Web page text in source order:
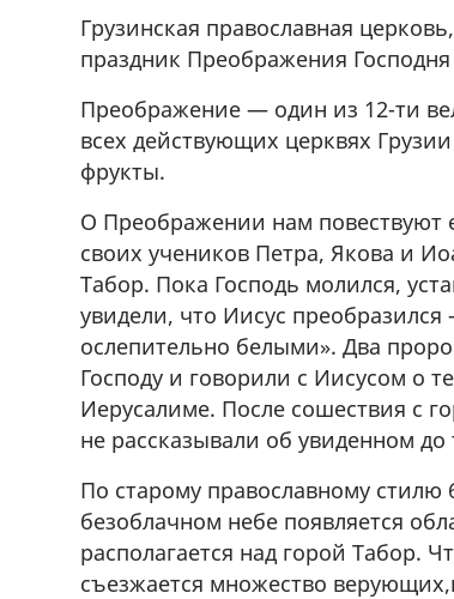
Грузинская православная
праздник Преображения
Преображение — один из 12-ти
всех действующих церквях
фрукты.
О Преображении нам повествуют
своих учеников Петра, Якова и
Табор. Пока Господь молился,
увидели, что Иисус
ослепительно белыми». Два
Господу и говорили с Иисусом о
Иерусалиме. После сошествия с
не рассказывали об увиденном
По старому православному стилю
безоблачном небе появляется
располагается над горой Табор.
съезжается множество